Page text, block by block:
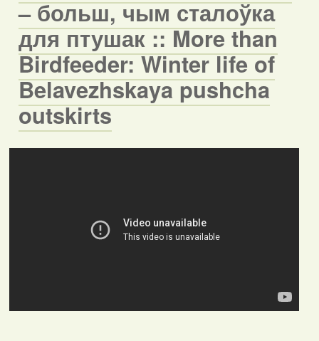
– больш, чым сталоўка
для птушак :: More than
Birdfeeder: Winter life of
Belavezhskaya pushcha
outskirts